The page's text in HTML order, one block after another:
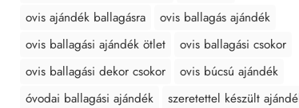
ovis ajándék ballagásra
ovis ballagás ajándék
ovis ballagási ajándék ötlet
ovis ballagási csokor
ovis ballagási dekor csokor
ovis búcsú ajándék
óvodai ballagási ajándék
szeretettel készült